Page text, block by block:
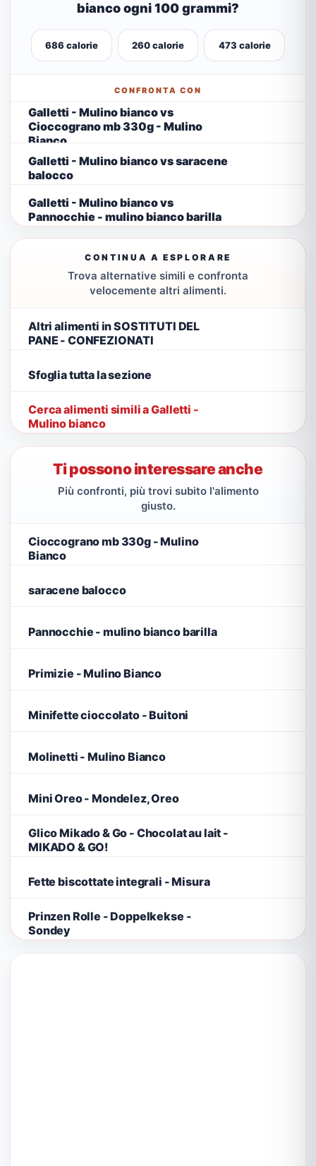
bianco ogni 100 grammi?
686 calorie 260 calorie 473 calorie
CONFRONTA CON
Galletti - Mulino bianco vs
Cioccograno mb 330g - Mulino
Bianco
Galletti - Mulino bianco vs saracene
balocco
Galletti - Mulino bianco vs
Pannocchie - mulino bianco barilla
CONTINUA A ESPLORARE
Trova alternative simili e confronta
velocemente altri alimenti.
Altri alimenti in SOSTITUTI DEL
PANE - CONFEZIONATI
Sfoglia tutta la sezione
Cerca alimenti simili a Galletti -
Mulino bianco
Ti possono interessare anche
Più confronti, più trovi subito l'alimento
giusto.
Cioccograno mb 330g - Mulino
Bianco
saracene balocco
Pannocchie - mulino bianco barilla
Primizie - Mulino Bianco
Minifette cioccolato - Buitoni
Molinetti - Mulino Bianco
Mini Oreo - Mondelez, Oreo
Glico Mikado & Go - Chocolat au lait -
MIKADO & GO!
Fette biscottate integrali - Misura
Prinzen Rolle - Doppelkekse -
Sondey